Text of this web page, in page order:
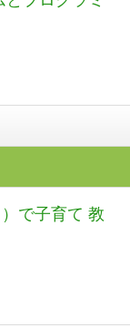
で子育て 教